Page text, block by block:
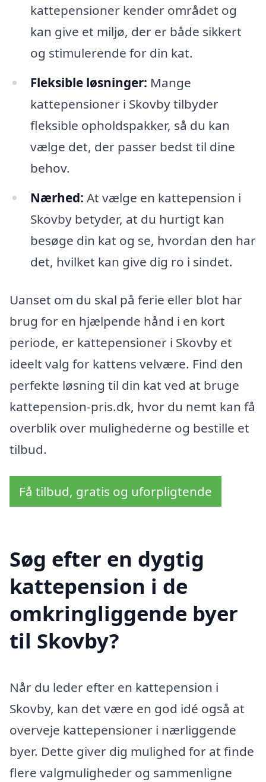
kattepensioner kender området og
kan give et miljø, der er både sikkert
og stimulerende for din kat.
Fleksible løsninger: Mange
kattepensioner i Skovby tilbyder
fleksible opholdspakker, så du kan
vælge det, der passer bedst til dine
behov.
Nærhed: At vælge en kattepension i
Skovby betyder, at du hurtigt kan
besøge din kat og se, hvordan den har
det, hvilket kan give dig ro i sindet.
Uanset om du skal på ferie eller blot har
brug for en hjælpende hånd i en kort
periode, er kattepensioner i Skovby et
ideelt valg for kattens velvære. Find den
perfekte løsning til din kat ved at bruge
kattepension-pris.dk, hvor du nemt kan få
overblik over mulighederne og bestille et
tilbud.
Få tilbud, gratis og uforpligtende
Søg efter en dygtig
kattepension i de
omkringliggende byer
til Skovby?
Når du leder efter en kattepension i
Skovby, kan det være en god idé også at
overveje kattepensioner i nærliggende
byer. Dette giver dig mulighed for at finde
flere valgmuligheder og sammenligne